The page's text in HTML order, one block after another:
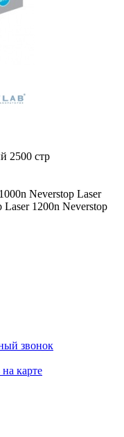
2500 стр
Neverstop Laser
Laser 1200n Neverstop
звонок
карте